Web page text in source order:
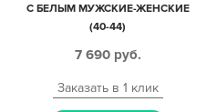
С БЕЛЫМ МУЖСКИЕ-ЖЕНСКИЕ
(40-44)
7 690 руб.
Заказать в 1 клик